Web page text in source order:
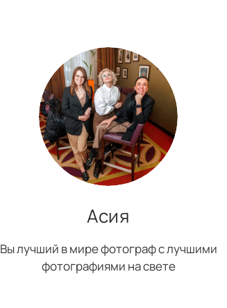
Асия
Вы лучший в мире фотограф с лучшими
фотографиями на свете